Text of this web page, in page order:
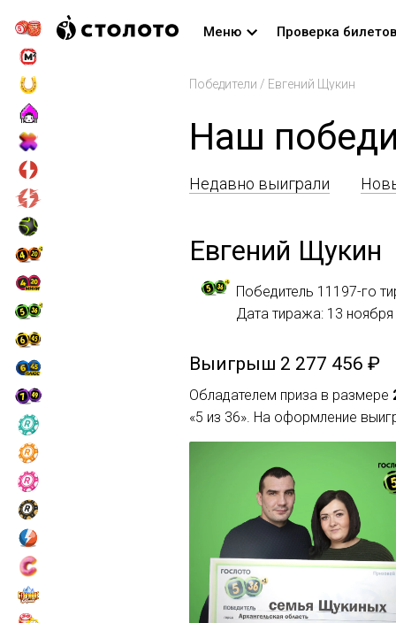
Меню Проверка билетов
Победители / Евгений Щукин
Наш
Недавно выиграли
Евгений Щукин
Победитель 11197-го
Дата тиража: 13
Выигрыш 2 277 456 ₽
Обладателем приза в размере
«5 из 36». На оформление